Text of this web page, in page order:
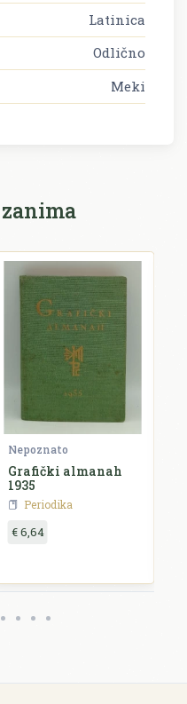
Latinica
Odlično
Meki
Nepoznato
Grafički almanah
1935
Periodika
€ 6,64